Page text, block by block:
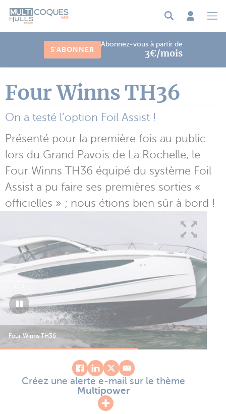
S'ABONNER
Abonnez-vous à partir de
3€/mois
Four Winns TH36
On a testé l’option Foil Assist !
Présenté pour la première fois au public
lors du Grand Pavois de La Rochelle, le
Four Winns TH36 équipé du système Foil
Assist a pu faire ses premières sorties «
officielles » ; nous étions bien sûr à bord !
Four Winns TH36
Créez une alerte e-mail sur le thème
Multipower